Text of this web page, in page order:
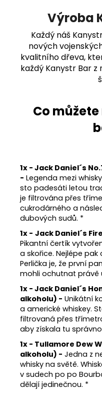
Výroba
Každý náš
nových
kvalitního dřeva,
každý Kanystr Bar
Co
1x - Jack Daniel´s
- Legenda mezi
sto padesáti letou
je filtrována přes
cukrodárného a
dubových sudů. *
1x - Jack Daniel´s Fire
Pikantní čertík
a skořice. Nejlépe pak
Perlička je, že první
mohli ochutnat právě
1x - Jack Daniel´s
alkoholu) - Unikátní
a americké whiskey.
filtrovaná přes
aby získala tu
1x - Tullamore Dew
alkoholu) - Jedna z
whisky na světě.
v sudech po po
dělají jedinečnou. *